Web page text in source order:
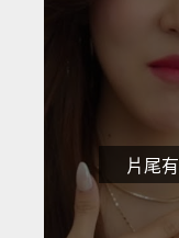
片尾有